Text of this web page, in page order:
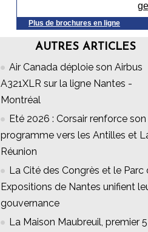
Plus de brochures en ligne
AUTRES ARTICLES
Air Canada déploie son Airbus
A321XLR sur la ligne Nantes -
Montréal
Eté 2026 : Corsair renforce son
programme vers les Antilles et
Réunion
La Cité des Congrès et le Parc
Expositions de Nantes unifient
gouvernance
La Maison Maubreuil, premier 5